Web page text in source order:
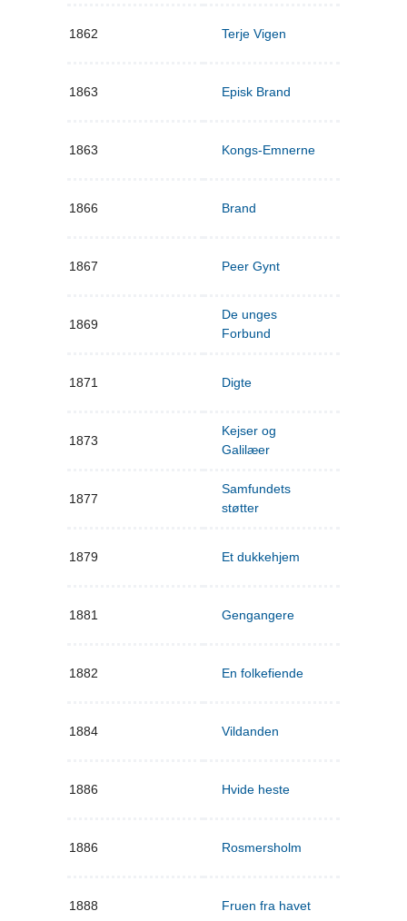
1862 Terje Vigen
1863 Episk Brand
1863 Kongs-Emnerne
1866 Brand
1867 Peer Gynt
1869
De unges
Forbund
1871 Digte
1873
Kejser og
Galilæer
1877
Samfundets
støtter
1879 Et dukkehjem
1881 Gengangere
1882 En folkefiende
1884 Vildanden
1886 Hvide heste
1886 Rosmersholm
1888 Fruen fra havet